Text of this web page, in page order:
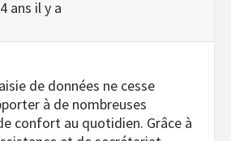
4 ans il y a
de données ne cesse
à de nombreuses
confort au quotidien. Grâce à